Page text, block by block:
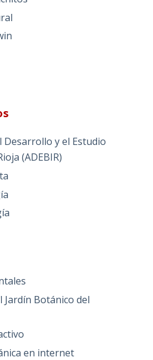
Desarrollo y el Estudio
(ADEBIR)
Jardín Botánico del
en internet